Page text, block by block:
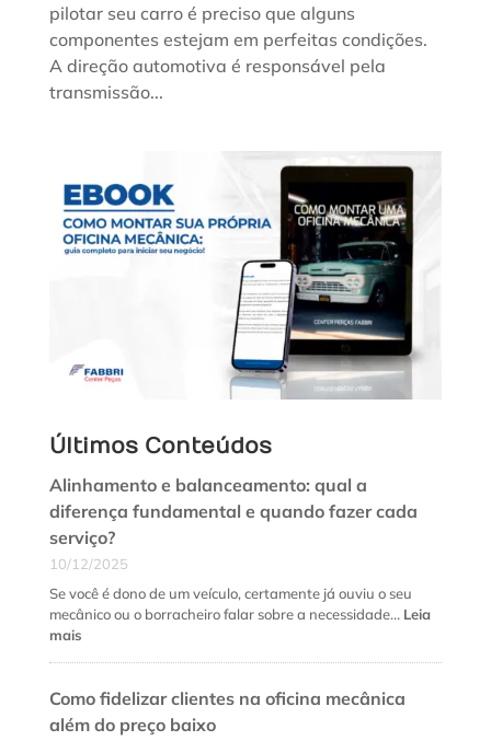
pilotar seu carro é preciso que alguns
componentes estejam em perfeitas condições.
A direção automotiva é responsável pela
transmissão...
Últimos Conteúdos
Alinhamento e balanceamento: qual a
diferença fundamental e quando fazer cada
serviço?
10/12/2025
Se você é dono de um veículo, certamente já ouviu o seu
mecânico ou o borracheiro falar sobre a necessidade… Leia
mais:
balanceamento:
qual
Como fidelizar clientes na oficina mecânica
além do preço baixo